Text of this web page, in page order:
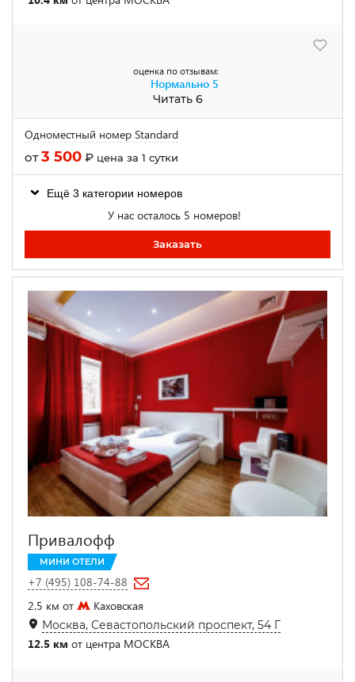
оценка по отзывам:
Нормально 5
Читать 6
Одноместный номер Standard
от3 500 ₽ цена за 1 сутки
Ещё 3 категории номеров
У нас осталось 5 номеров!
Заказать
Привалофф
МИНИ ОТЕЛИ
+7 (495) 108-74-88
2.5 км от
Каховская
Москва, Севастопольский проспект, 54 Г
12.5 км от центра МОСКВА